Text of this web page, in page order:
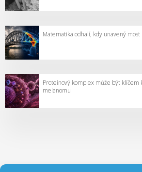
Matematika odhalí, kdy unavený
Proteinový komplex může být klíčem
melanomu